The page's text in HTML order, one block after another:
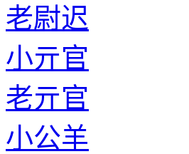
老尉迟
小亓官
老亓官
小公羊